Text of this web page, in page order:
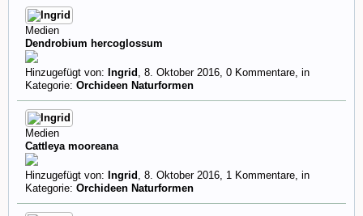
Medien
Dendrobium hercoglossum
Hinzugefügt von: Ingrid , 8. Oktober 2016, 0 Kommentare, in
Kategorie: Orchideen Naturformen
Medien
Cattleya mooreana
Hinzugefügt von: Ingrid , 8. Oktober 2016, 1 Kommentare, in
Kategorie: Orchideen Naturformen